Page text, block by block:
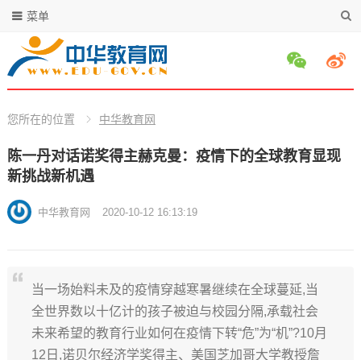
菜单
您所在的位置 中华教育网
陈一丹对话诺奖得主赫克曼：疫情下的全球教育显现
新挑战新机遇
中华教育网 2020-10-12 16:13:19
当一场始料未及的疫情穿越寒暑继续在全球蔓延,当
全世界数以十亿计的孩子被迫与校园分隔,承载社会
未来希望的教育行业如何在疫情下转“危”为“机”?10月
12日,诺贝尔经济学奖得主、美国芝加哥大学教授詹